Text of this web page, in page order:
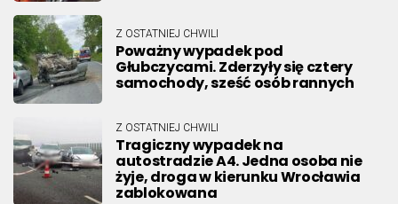
Z OSTATNIEJ CHWILI
Poważny wypadek pod
Głubczycami. Zderzyły się cztery
samochody, sześć osób rannych
Z OSTATNIEJ CHWILI
Tragiczny wypadek na
autostradzie A4. Jedna osoba nie
żyje, droga w kierunku Wrocławia
zablokowana